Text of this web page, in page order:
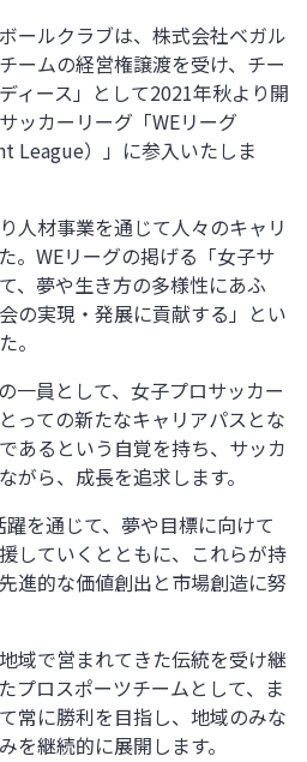
ールクラブは、株式会社ベガル
ームの経営権譲渡を受け、チー
ィース」として2021年秋より開
ッカーリーグ「WEリーグ
League）」に参入いたしま
人材事業を通じて人々のキャリ
。WEリーグの掲げる「女子サ
、夢や生き方の多様性にあふ
の実現・発展に貢献する」とい
。
一員として、女子プロサッカー
っての新たなキャリアパスとな
あるという自覚を持ち、サッカ
がら、成長を追求します。
を通じて、夢や目標に向けて
していくとともに、これらが持
進的な価値創出と市場創造に努
域で営まれてきた伝統を受け継
プロスポーツチームとして、ま
常に勝利を目指し、地域のみな
を継続的に展開します。